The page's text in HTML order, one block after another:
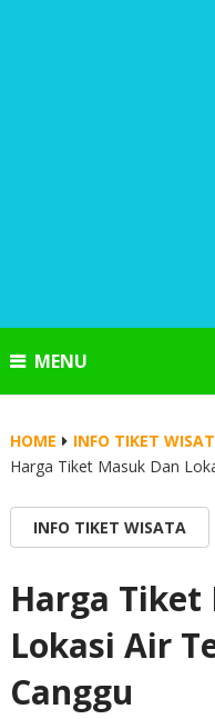
MENU
HOME
INFO TIKET
Harga Tiket Masuk Dan
INFO TIKET WISATA
Harga Tiket
Lokasi Air
Canggu